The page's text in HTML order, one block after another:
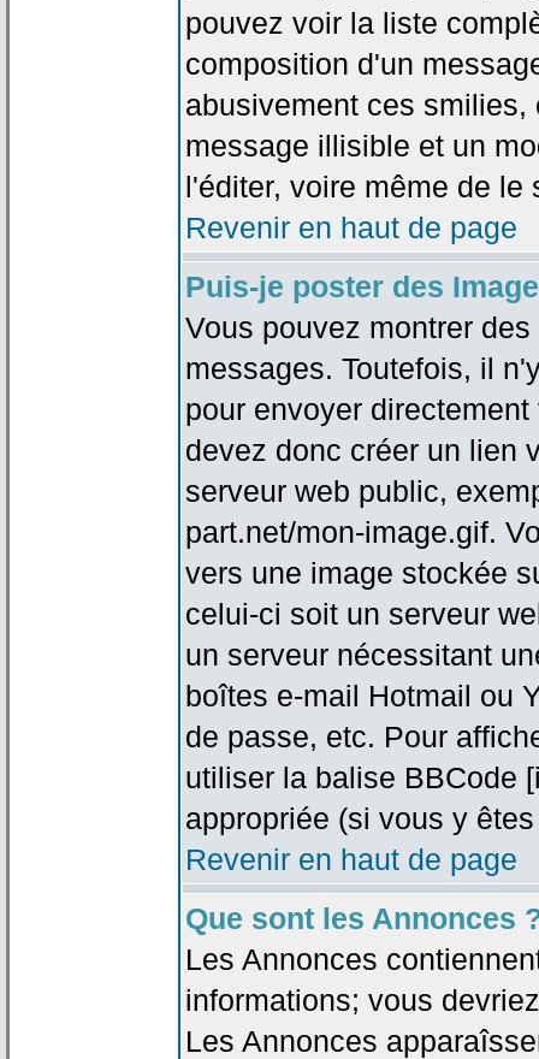
pouvez voir la liste
composition d'un
abusivement ces
message illisible et un
l'éditer, voire même de le
Revenir en haut de page
Puis-je poster des
Vous pouvez montrer
messages. Toutefois, il
pour envoyer
devez donc créer un lien
serveur web public,
part.net/mon-image.gif.
vers une image stockée
celui-ci soit un serveur
un serveur nécessitant
boîtes e-mail Hotmail ou
de passe, etc. Pour
utiliser la balise BBCode
appropriée (si vous y
Revenir en haut de page
Que sont les Annonces
Les Annonces
informations; vous
Les Annonces